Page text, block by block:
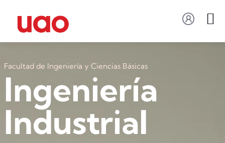
Facultad de Ingeniería y Ciencias Básicas
Ingeniería
Industrial